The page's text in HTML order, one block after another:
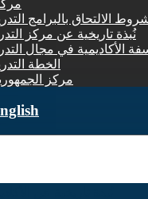
الالتحاق بالبرامج
نُبذة تاريخية عن مركز
الأكاديمية في مجال
الخطة
مركز